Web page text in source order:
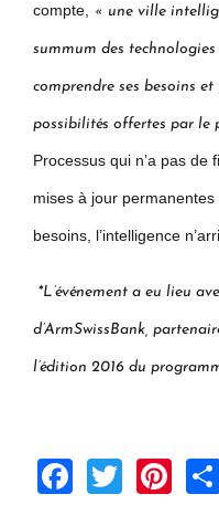
compte, « une ville
summum des
comprendre ses besoins
possibilités offertes par le
Processus qui n’a pas
mises à jour
besoins, l’intelligence
*L’événement a eu lieu
d’ArmSwissBank,
l’édition 2016 du